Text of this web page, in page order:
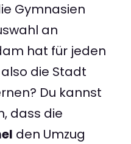
Gymnasien
an
hat für jeden
die Stadt
Du kannst
dass die
den Umzug